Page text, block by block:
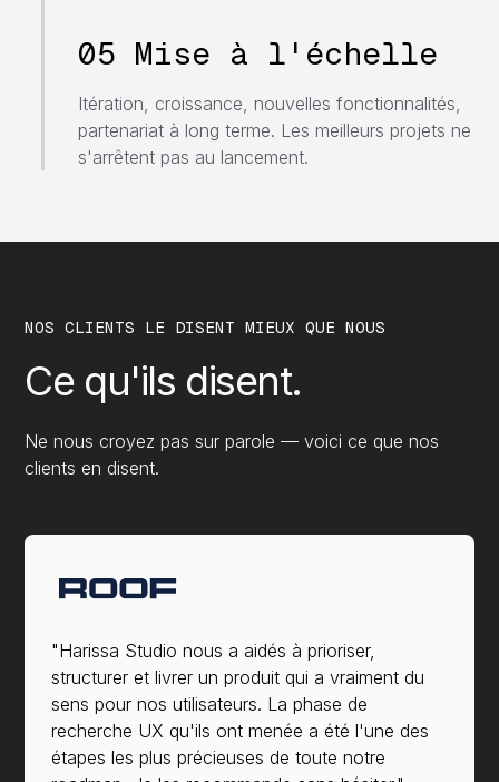
05 Mise à l'échelle
Itération, croissance, nouvelles fonctionnalités,
partenariat à long terme. Les meilleurs projets ne
s'arrêtent pas au lancement.
NOS CLIENTS LE DISENT MIEUX QUE NOUS
Ce qu'ils disent.
Ne nous croyez pas sur parole — voici ce que nos
clients en disent.
"Harissa Studio nous a aidés à prioriser,
structurer et livrer un produit qui a vraiment du
sens pour nos utilisateurs. La phase de
recherche UX qu'ils ont menée a été l'une des
étapes les plus précieuses de toute notre